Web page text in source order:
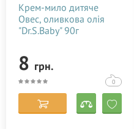
Крем-мило дитяче
Овес, оливкова олія
"Dr.S.Baby" 90г
8 грн.
0